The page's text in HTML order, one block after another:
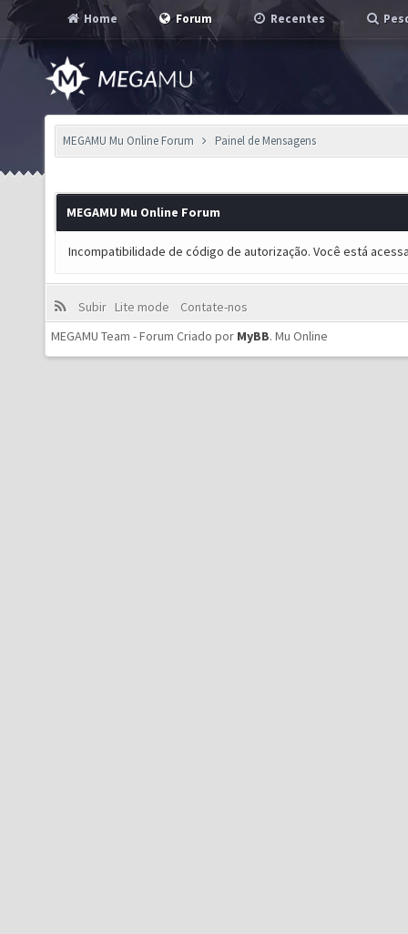
Home Forum Recentes
MEGAMU Mu Online Forum Painel de Mensagens
MEGAMU Mu Online Forum
Incompatibilidade de código de autorização. Você está
Subir Lite mode
Contate-nos
MEGAMU Team - Forum Criado por MyBB. Mu Online